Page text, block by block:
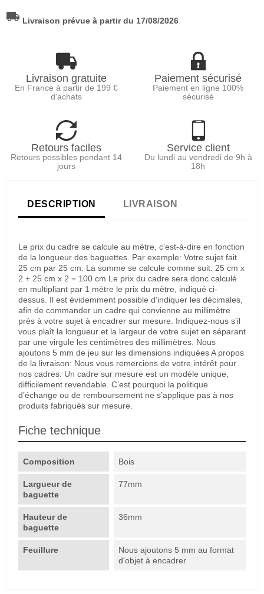
local_shipping Livraison prévue à partir du 17/08/2026
Livraison gratuite
En France à partir de 199 €
d'achats
Paiement sécurisé
Paiement en ligne 100%
sécurisé
Retours faciles
Retours possibles pendant 14
jours
Service client
Du lundi au vendredi de 9h à
18h
DESCRIPTION LIVRAISON
Le prix du cadre se calcule au mètre, c’est-à-dire en fonction
de la longueur des baguettes. Par exemple: Votre sujet fait
25 cm par 25 cm. La somme se calcule comme suit: 25 cm x
2 + 25 cm x 2 = 100 cm Le prix du cadre sera donc calculé
en multipliant par 1 mètre le prix du mètre, indiqué ci-
dessus. Il est évidemment possible d’indiquer les décimales,
afin de commander un cadre qui convienne au millimètre
près à votre sujet à encadrer sur mesure. Indiquez-nous s’il
vous plaît la longueur et la largeur de votre sujet en séparant
par une virgule les centimètres des millimètres. Nous
ajoutons 5 mm de jeu sur les dimensions indiquées A propos
de la livraison: Nous vous remercions de votre intérêt pour
nos cadres. Un cadre sur mesure est un modèle unique,
difficilement revendable. C’est pourquoi la politique
d’échange ou de remboursement ne s’applique pas à nos
produits fabriqués sur mesure.
Fiche technique
Composition Bois
Largueur de
baguette
77mm
Hauteur de
baguette
36mm
Feuillure
Nous ajoutons 5 mm au format
d'objet à encadrer